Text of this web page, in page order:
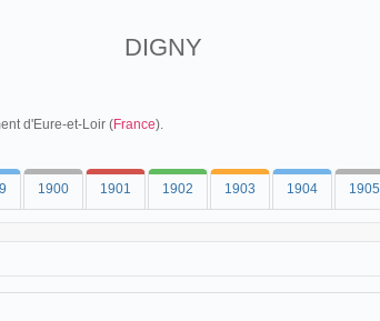
DIGNY
d'Eure-et-Loir (France).
1900 1901 1902 1903 1904 1905